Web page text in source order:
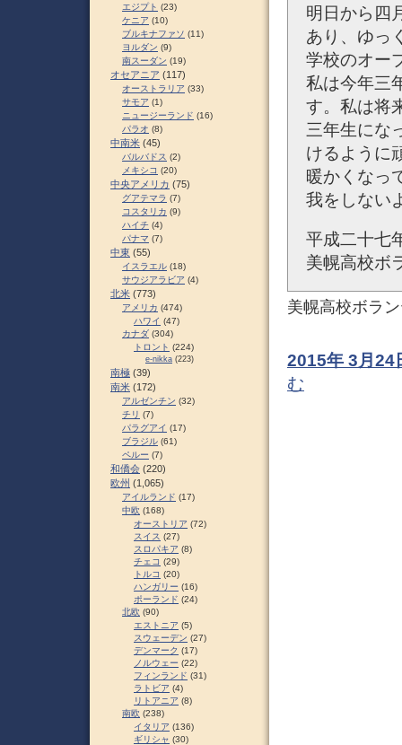
明日から四
あり、ゆっ
学校のオー
私は今年三
す。私は将
三年生にな
けるように
暖かくなっ
我をしない
平成二十七
美幌高校ボ
美幌高校ボラ
2015年 3月24
む
エジプト (23)
ケニア (10)
ブルキナファソ (11)
ヨルダン (9)
南スーダン (19)
オセアニア (117)
オーストラリア (33)
サモア (1)
ニュージーランド (16)
パラオ (8)
中南米 (45)
バルバドス (2)
メキシコ (20)
中央アメリカ (75)
グアテマラ (7)
コスタリカ (9)
ハイチ (4)
パナマ (7)
中東 (55)
イスラエル (18)
サウジアラビア (4)
北米 (773)
アメリカ (474)
ハワイ (47)
カナダ (304)
トロント (224)
e-nikka (223)
南極 (39)
南米 (172)
アルゼンチン (32)
チリ (7)
パラグアイ (17)
ブラジル (61)
ペルー (7)
和僑会 (220)
欧州 (1,065)
アイルランド (17)
中欧 (168)
オーストリア (72)
スイス (27)
スロパキア (8)
チェコ (29)
トルコ (20)
ハンガリー (16)
ポーランド (24)
北欧 (90)
エストニア (5)
スウェーデン (27)
デンマーク (17)
ノルウェー (22)
フィンランド (31)
ラトビア (4)
リトアニア (8)
南欧 (238)
イタリア (136)
ギリシャ (30)